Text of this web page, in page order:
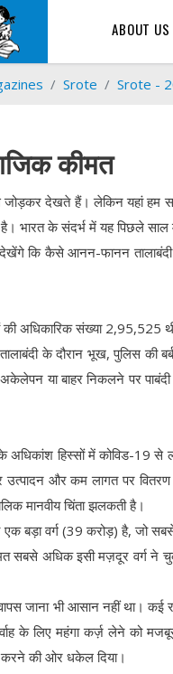
ABOUT US
Srote Srote -
कीमत
देखते हैं। लेकिन यहां हम
भारत के संदर्भ में यह पिछले साल
कि कैसे आनन-फानन तालाबंदी
अधिकारिक संख्या 2,95,525
के दौरान भूख, पुलिस की
या बाहर निकलने पर
के अधिकांश हिस्सों में कोविड-
और कम लागत पर
मानवीय चिंता झलकती है।
बड़ा वर्ग (39 करोड़) है, जो
सबसे अधिक इसी मज़दूर वर्ग
जाना भी आसान नहीं था।
के लिए महंगा कर्ज़ लेने को
की ओर धकेल दिया।